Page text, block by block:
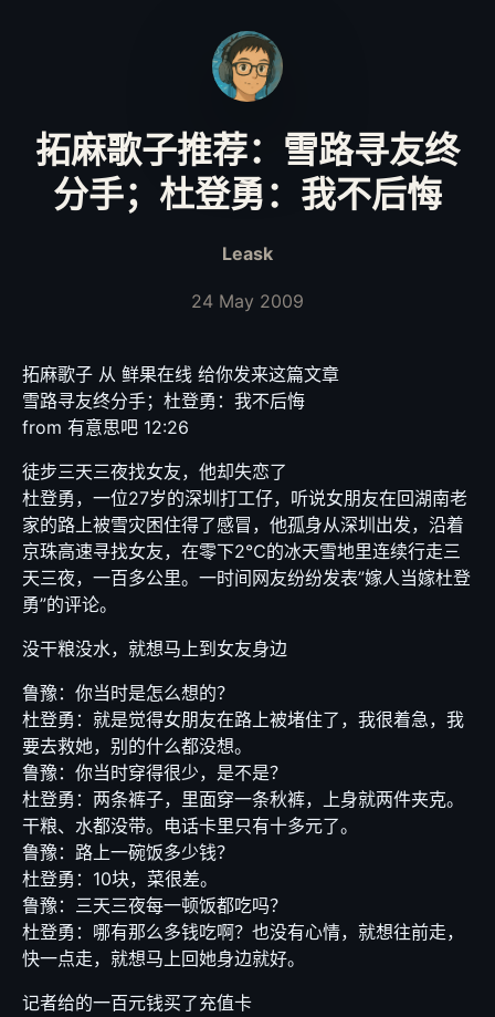
拓麻歌子推荐：雪路寻友终
分手；杜登勇：我不后悔
Leask
24 May 2009
拓麻歌子 从 鲜果在线 给你发来这篇文章
雪路寻友终分手；杜登勇：我不后悔
from 有意思吧 12:26
徒步三天三夜找女友，他却失恋了
杜登勇，一位27岁的深圳打工仔，听说女朋友在回湖南老
家的路上被雪灾困住得了感冒，他孤身从深圳出发，沿着
京珠高速寻找女友，在零下2℃的冰天雪地里连续行走三
天三夜，一百多公里。一时间网友纷纷发表”嫁人当嫁杜登
勇”的评论。
没干粮没水，就想马上到女友身边
鲁豫：你当时是怎么想的？
杜登勇：就是觉得女朋友在路上被堵住了，我很着急，我
要去救她，别的什么都没想。
鲁豫：你当时穿得很少，是不是？
杜登勇：两条裤子，里面穿一条秋裤，上身就两件夹克。
干粮、水都没带。电话卡里只有十多元了。
鲁豫：路上一碗饭多少钱？
杜登勇：10块，菜很差。
鲁豫：三天三夜每一顿饭都吃吗？
杜登勇：哪有那么多钱吃啊？也没有心情，就想往前走，
快一点走，就想马上回她身边就好。
记者给的一百元钱买了充值卡